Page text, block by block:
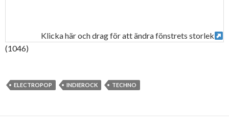
Klicka här och drag för att ändra fönstrets storlek
(1046)
ELECTROPOP INDIEROCK TECHNO